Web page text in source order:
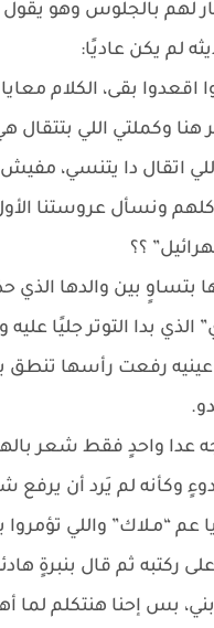
لهم بالجلوس وهو يقول
لم يكن عاديًا:
بقى، الكلام
هنا وكملتي اللي
اتقال دا يتنسي، مفيش
ونسأل عروستنا
؟؟
بتساوٍ بين والدها الذي
الذي بدا التوتر جليًا
رفعت رأسها تنطق
عدا واحدٍ فقط شعر
وكأنه لم يَرد أن يرفع
عم “مـلاك” واللي تؤمروا
ركتبه ثم قال بنبرةٍ
بس إحنا هنتكلم لما